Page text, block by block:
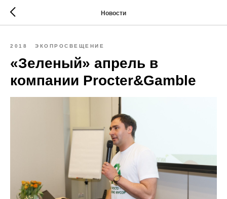
Новости
2018 ЭКОПРОСВЕЩЕНИЕ
«Зеленый» апрель в
компании Procter&Gamble